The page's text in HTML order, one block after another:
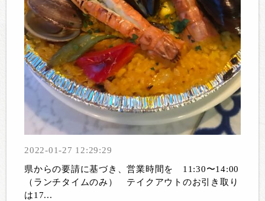
2022-01-27 12:29:29
県からの要請に基づき、営業時間を 11:30〜14:00
（ランチタイムのみ） テイクアウトのお引き取り
は17...